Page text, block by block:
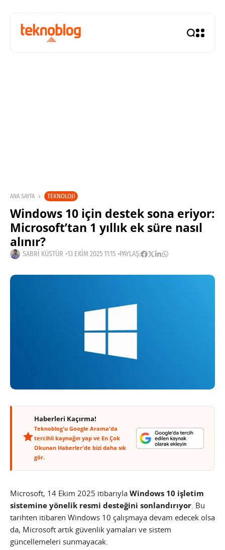
ANA SAYFA TEKNOLOJI
Windows 10 için destek sona eriyor:
Microsoft’tan 1 yıllık ek süre nasıl
alınır?
SABRI KÜSTÜR 13 EKIM 2025 11:15 PAYLAŞ:
Haberleri Kaçırma!
Teknoblog'u Google Arama'da
tercihli kaynağın yap ve En Çok
Okunan Haberler'de bizi daha sık
gör.
Microsoft, 14 Ekim 2025 itibarıyla Windows 10 işletim
sistemine yönelik resmi desteğini sonlandırıyor. Bu
tarihten itibaren Windows 10 çalışmaya devam edecek olsa
da, Microsoft artık güvenlik yamaları ve sistem
güncellemeleri sunmayacak.